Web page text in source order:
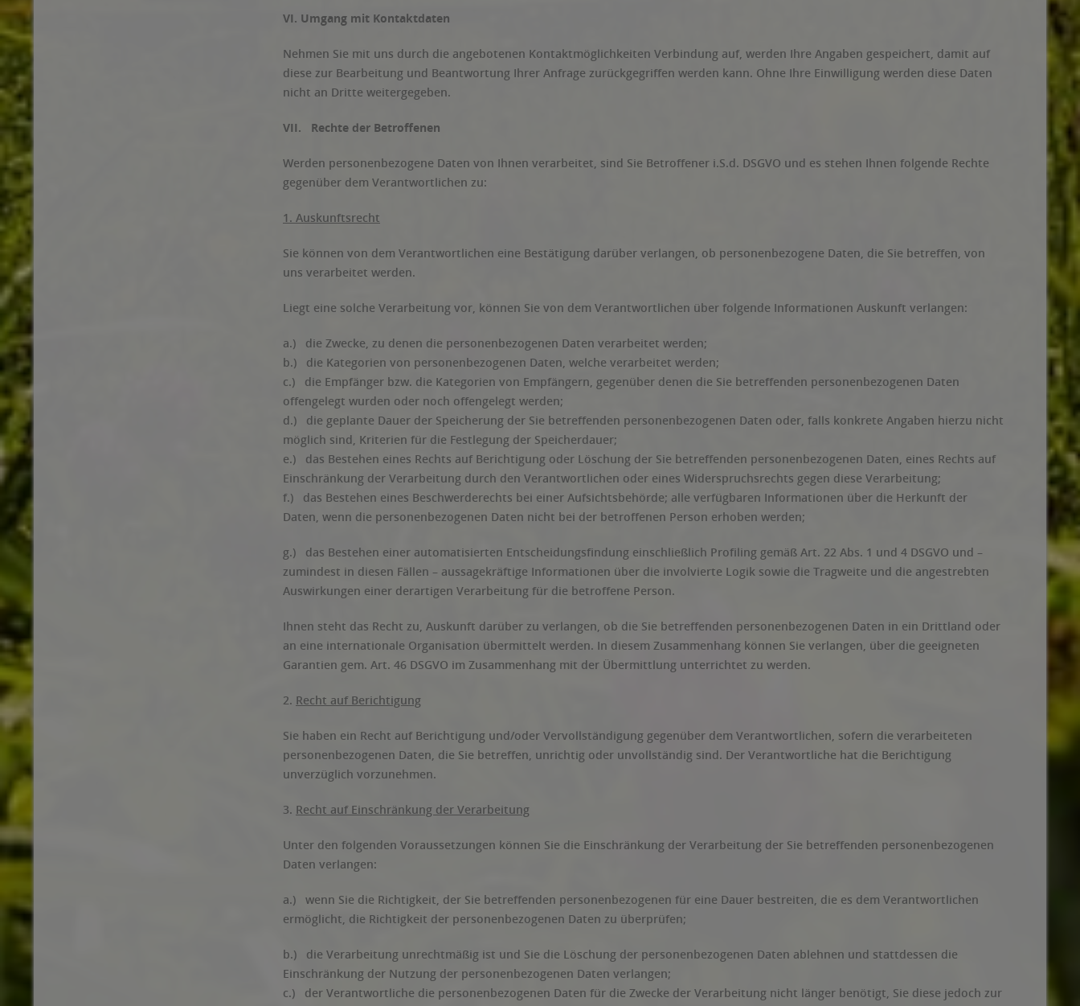
VI. Umgang mit Kontaktdaten
Nehmen Sie mit uns durch die angebotenen Kontaktmöglichkeiten Verbindung auf, werden Ihre Angaben gespeichert, damit auf
diese zur Bearbeitung und Beantwortung Ihrer Anfrage zurückgegriffen werden kann. Ohne Ihre Einwilligung werden diese Daten
nicht an Dritte weitergegeben.
VII. Rechte der Betroffenen
Werden personenbezogene Daten von Ihnen verarbeitet, sind Sie Betroffener i.S.d. DSGVO und es stehen Ihnen folgende Rechte
gegenüber dem Verantwortlichen zu:
1. Auskunftsrecht
Sie können von dem Verantwortlichen eine Bestätigung darüber verlangen, ob personenbezogene Daten, die Sie betreffen, von
uns verarbeitet werden.
Liegt eine solche Verarbeitung vor, können Sie von dem Verantwortlichen über folgende Informationen Auskunft verlangen:
a.) die Zwecke, zu denen die personenbezogenen Daten verarbeitet werden;
b.) die Kategorien von personenbezogenen Daten, welche verarbeitet werden;
c.) die Empfänger bzw. die Kategorien von Empfängern, gegenüber denen die Sie betreffenden personenbezogenen Daten
offengelegt wurden oder noch offengelegt werden;
d.) die geplante Dauer der Speicherung der Sie betreffenden personenbezogenen Daten oder, falls konkrete Angaben hierzu nicht
möglich sind, Kriterien für die Festlegung der Speicherdauer;
e.) das Bestehen eines Rechts auf Berichtigung oder Löschung der Sie betreffenden personenbezogenen Daten, eines Rechts auf
Einschränkung der Verarbeitung durch den Verantwortlichen oder eines Widerspruchsrechts gegen diese Verarbeitung;
f.) das Bestehen eines Beschwerderechts bei einer Aufsichtsbehörde; alle verfügbaren Informationen über die Herkunft der
Daten, wenn die personenbezogenen Daten nicht bei der betroffenen Person erhoben werden;
g.) das Bestehen einer automatisierten Entscheidungsfindung einschließlich Profiling gemäß Art. 22 Abs. 1 und 4 DSGVO und –
zumindest in diesen Fällen – aussagekräftige Informationen über die involvierte Logik sowie die Tragweite und die angestrebten
Auswirkungen einer derartigen Verarbeitung für die betroffene Person.
Ihnen steht das Recht zu, Auskunft darüber zu verlangen, ob die Sie betreffenden personenbezogenen Daten in ein Drittland oder
an eine internationale Organisation übermittelt werden. In diesem Zusammenhang können Sie verlangen, über die geeigneten
Garantien gem. Art. 46 DSGVO im Zusammenhang mit der Übermittlung unterrichtet zu werden.
2. Recht auf Berichtigung
Sie haben ein Recht auf Berichtigung und/oder Vervollständigung gegenüber dem Verantwortlichen, sofern die verarbeiteten
personenbezogenen Daten, die Sie betreffen, unrichtig oder unvollständig sind. Der Verantwortliche hat die Berichtigung
unverzüglich vorzunehmen.
3. Recht auf Einschränkung der Verarbeitung
Unter den folgenden Voraussetzungen können Sie die Einschränkung der Verarbeitung der Sie betreffenden personenbezogenen
Daten verlangen:
a.) wenn Sie die Richtigkeit, der Sie betreffenden personenbezogenen für eine Dauer bestreiten, die es dem Verantwortlichen
ermöglicht, die Richtigkeit der personenbezogenen Daten zu überprüfen;
b.) die Verarbeitung unrechtmäßig ist und Sie die Löschung der personenbezogenen Daten ablehnen und stattdessen die
Einschränkung der Nutzung der personenbezogenen Daten verlangen;
c.) der Verantwortliche die personenbezogenen Daten für die Zwecke der Verarbeitung nicht länger benötigt, Sie diese jedoch zur